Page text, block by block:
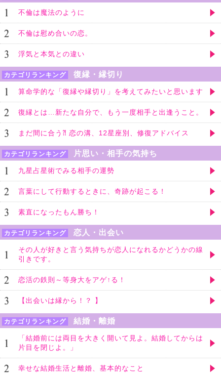
不倫は魔法のように
不倫は慰め合いの恋。
浮気と本気との違い
カテゴリランキング 復縁・縁切り
算命学的な「復縁や縁切り」を考えてみたいと思います
復縁とは…新たな自分で、もう一度相手と出逢うこと。
まだ間に合う⁈ 恋の溝、12星座別、修復アドバイス
カテゴリランキング 片思い・相手の気持ち
九星占星術でみる相手の運勢
言葉にして行動するときに、奇跡が起こる！
素直になったもん勝ち！
カテゴリランキング 恋人・出会い
その人が好きと言う気持ちが恋人になれるかどうかの線
引きです。
恋活の鉄則～等身大をアゲ↑る！
【出会いは縁から！？ 】
カテゴリランキング 結婚・離婚
「結婚前には両目を大きく開いて見よ。結婚してからは
片目を閉じよ。」
幸せな結婚生活と離婚、基本的なこと